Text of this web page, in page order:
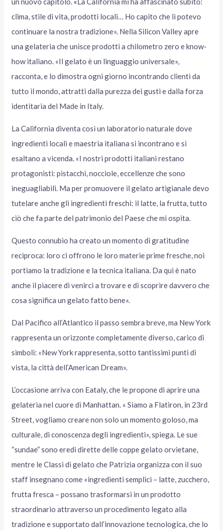
clima, stile di vita, prodotti locali… Ho capito che lì potevo
continuare la nostra tradizione». Nella Silicon Valley apre
una gelateria che unisce prodotti a chilometro zero e know-
how italiano. «Il gelato è un linguaggio universale»,
racconta, e lo dimostra ogni giorno incontrando clienti da
tutto il mondo, attratti dalla purezza dei gusti e dalla forza
identitaria del Made in Italy.
La California diventa così un laboratorio naturale dove
ingredienti locali e maestria italiana si incontrano e si
esaltano a vicenda. «I nostri prodotti italiani restano
protagonisti: pistacchi, nocciole, eccellenze che sono
ineguagliabili. Ma per promuovere il gelato artigianale devo
tutelare anche gli ingredienti freschi: il latte, la frutta, tutto
ciò che fa parte del patrimonio del Paese che mi ospita.
Questo connubio ha creato un momento di gratitudine
reciproca: loro ci offrono le loro materie prime fresche, noi
portiamo la tradizione e la tecnica italiana. Da qui è nato
anche il piacere di venirci a trovare e di scoprire davvero che
cosa significa un gelato fatto bene».
Dal Pacifico all’Atlantico il passo sembra breve, ma New York
rappresenta un orizzonte completamente diverso, carico di
simboli: «New York rappresenta, sotto tantissimi punti di
vista, la città dell’American Dream».
L’occasione arriva con Eataly, che le propone di aprire una
gelateria nel cuore di Manhattan. « Siamo a Flatiron, in 23rd
Street, vogliamo creare non solo un momento goloso, ma
culturale, di conoscenza degli ingredienti», spiega. Le sue
“sundae” sono eredi dirette delle coppe gelato orvietane,
mentre le Classi di gelato che Patrizia organizza con il suo
staff insegnano come «ingredienti semplici – latte, zucchero,
frutta fresca – possano trasformarsi in un prodotto
straordinario attraverso un procedimento legato alla
tradizione e supportato dall’innovazione tecnologica, che lo